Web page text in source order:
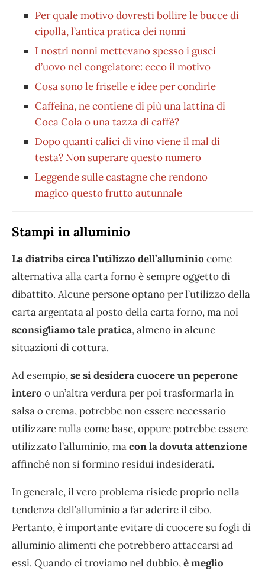
Per quale motivo dovresti bollire le bucce di
cipolla, l’antica pratica dei nonni
I nostri nonni mettevano spesso i gusci
d’uovo nel congelatore: ecco il motivo
Cosa sono le friselle e idee per condirle
Caffeina, ne contiene di più una lattina di
Coca Cola o una tazza di caffè?
Dopo quanti calici di vino viene il mal di
testa? Non superare questo numero
Leggende sulle castagne che rendono
magico questo frutto autunnale
Stampi in alluminio
La diatriba circa l’utilizzo dell’alluminio come
alternativa alla carta forno è sempre oggetto di
dibattito. Alcune persone optano per l’utilizzo della
carta argentata al posto della carta forno, ma noi
sconsigliamo tale pratica, almeno in alcune
situazioni di cottura.
Ad esempio,se si desidera cuocere un peperone
intero o un’altra verdura per poi trasformarla in
salsa o crema, potrebbe non essere necessario
utilizzare nulla come base, oppure potrebbe essere
utilizzato l’alluminio, macon la dovuta attenzione
affinché non si formino residui indesiderati.
In generale, il vero problema risiede proprio nella
tendenza dell’alluminio a far aderire il cibo.
Pertanto, è importante evitare di cuocere su fogli di
alluminio alimenti che potrebbero attaccarsi ad
essi. Quando ci troviamo nel dubbio,è meglio